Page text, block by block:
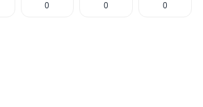
0 0 0